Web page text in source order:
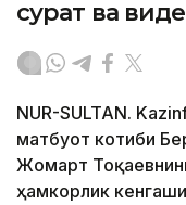
сурат ва
NUR-SULTAN.
матбуот котиби
Жомарт
ҳамкорлик